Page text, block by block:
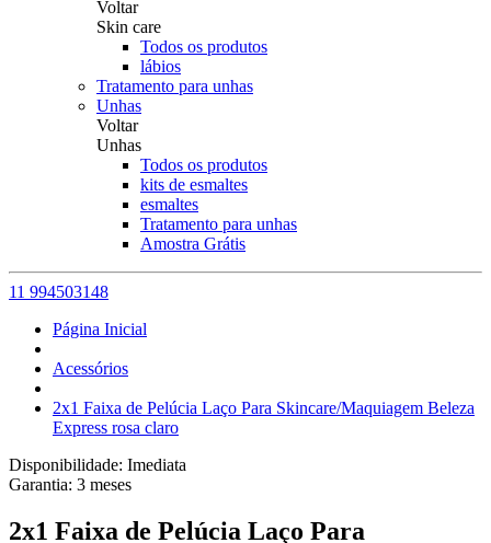
Voltar
Skin care
Todos os produtos
lábios
Tratamento para unhas
Unhas
Voltar
Unhas
Todos os produtos
kits de esmaltes
esmaltes
Tratamento para unhas
Amostra Grátis
11 994503148
Página Inicial
Acessórios
2x1 Faixa de Pelúcia Laço Para Skincare/Maquiagem Beleza
Express rosa claro
Disponibilidade: Imediata
Garantia: 3 meses
2x1 Faixa de Pelúcia Laço Para